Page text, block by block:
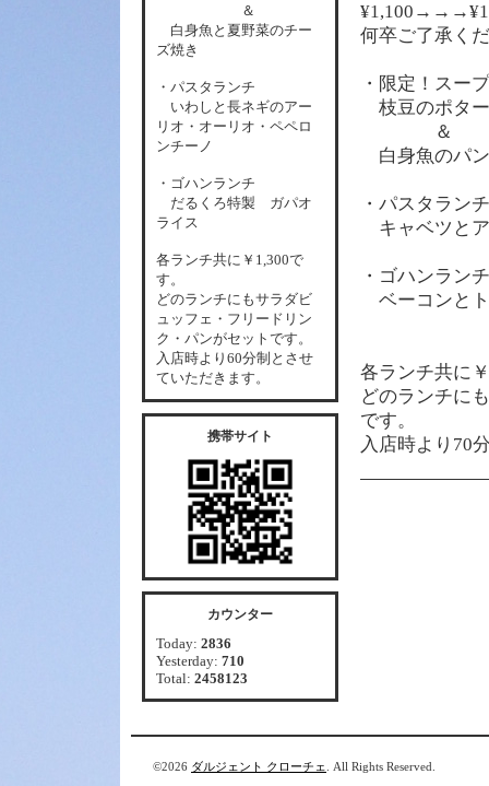
何卒ご了承く
・限定！スー
枝豆のポタ
＆
白身魚のパ
・パスタランチ
キャベツと
・ゴハンランチ
ベーコンと
各ランチ共に
どのランチに
です。
入店時より70
＆
白身魚と夏野菜のチー
ズ焼き
・パスタランチ
いわしと長ネギのアー
リオ・オーリオ・ペペロ
ンチーノ
・ゴハンランチ
だるくろ特製 ガパオ
ライス
各ランチ共に￥1,300で
す。
どのランチにもサラダビ
ュッフェ・フリードリン
ク・パンがセットです。
入店時より60分制とさせ
ていただきます。
携帯サイト
カウンター
Today: 2836
Yesterday: 710
Total: 2458123
©2026 ダルジェント クローチェ . All Rights Reserved.